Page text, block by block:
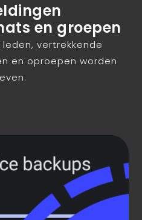
en groepen
vertrekkende
en oproepen worden